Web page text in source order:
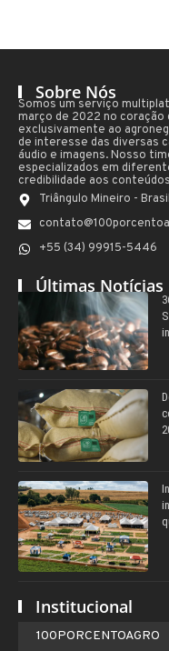
Sobre Nós
Somos um serviço
março de 2022 no coração
exclusivamente ao
de interesse das diversas
áudio e imagens. Nosso
especializados em
credibilidade aos
Triângulo Mineiro - Brasil
+55 (34) 99915-5446
Últimas Notícias
Institucional
100PORCENTOAGRO